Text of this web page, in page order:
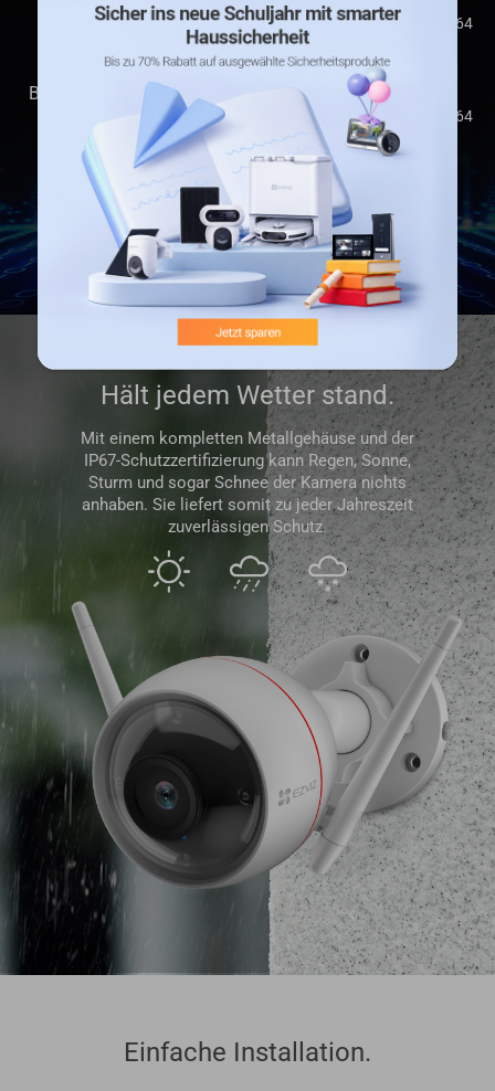
Bandbreite
H.264
H.264
Hält jedem Wetter stand.
Mit einem kompletten Metallgehäuse und der
IP67-Schutzzertifizierung kann Regen, Sonne,
Sturm und sogar Schnee der Kamera nichts
anhaben. Sie liefert somit zu jeder Jahreszeit
zuverlässigen Schutz.
Einfache Installation.